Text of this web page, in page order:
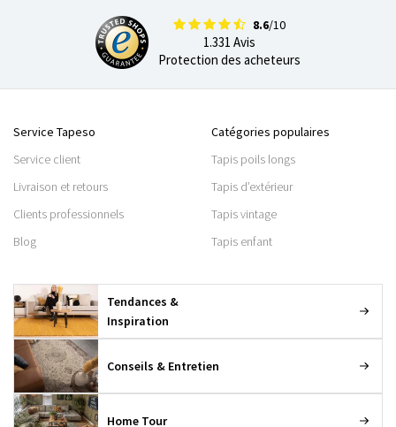
8.6/10
1.331 Avis
Protection des acheteurs
Service Tapeso
Service client
Livraison et retours
Clients professionnels
Blog
Catégories populaires
Tapis poils longs
Tapis d’extérieur
Tapis vintage
Tapis enfant
Tendances &
Inspiration
Conseils & Entretien
Home Tour